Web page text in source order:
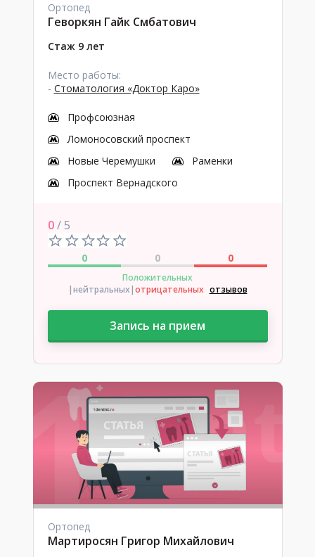
Ортопед
Геворкян Гайк Смбатович
Стаж 9 лет
Место работы:
- Стоматология «Доктор Каро»
Профсоюзная
Ломоносовский проспект
Новые Черемушки
Раменки
Проспект Вернадского
0/ 5
0 0 0
Положительных
|нейтральных|отрицательных отзывов
Запись на прием
Ортопед
Мартиросян Григор Михайлович